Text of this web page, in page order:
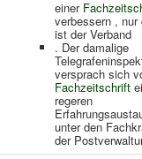
einer
verbessern , nur
ist der Verband
. Der damalige
versprach sich
Fachzeitschrift
regeren
unter den
der